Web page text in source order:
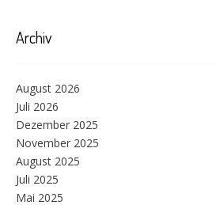
Archiv
August 2026
Juli 2026
Dezember 2025
November 2025
August 2025
Juli 2025
Mai 2025